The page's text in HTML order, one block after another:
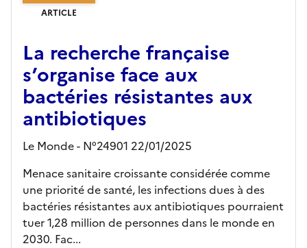
ARTICLE
La recherche française
s’organise face aux
bactéries résistantes aux
antibiotiques
Le Monde - N°24901 22/01/2025
Menace sanitaire croissante considérée comme
une priorité de santé, les infections dues à des
bactéries résistantes aux antibiotiques pourraient
tuer 1,28 million de personnes dans le monde en
2030. Fac...